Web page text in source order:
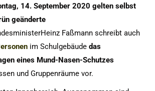
14. September 2020 gelten selbst
geänderte
Heinz Faßmann schreibt auch
im Schulgebäude das
eines Mund-Nasen-Schutzes
und Gruppenräume vor.